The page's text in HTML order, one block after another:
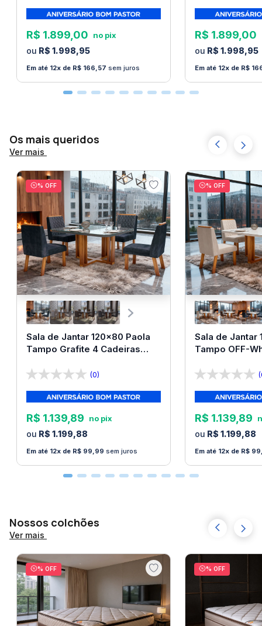
para visualização de acabamento e detalhes
estéticos do produto.
O serviço de transporte não se responsabiliza por
produtos que precisem subir escadas, ou ser içados
a algum andar superior.Este serviço fica a cargo
Certifique-se que o produto passa por escadas,
ALoja Bom Pastor não faz montagem de produtos.
Não nos responsabilizamos por erros de montagem.
Manuais e peças para a montagem são fornecidos
com o produto.
R$ 1.899,00
R$ 1.998,95
12 R$ 166,57 sem juros
R$ 1.899,00
R$ 1.998,95
12 R$
Os mais queridos
Ver mais
% OFF
Sala de Jantar 120x80 Paola
Tampo Grafite 4 Cadeiras
(0)
R$ 1.139, 89
R$ 1.199,88
12 R$ 99,99 sem juros
% OFF
Sala de Jantar
Tampo OFF-
R$ 1.139, 89
R$ 1.199,88
12 R$ 99
Nossos colchões
Ver mais
% OFF % OFF